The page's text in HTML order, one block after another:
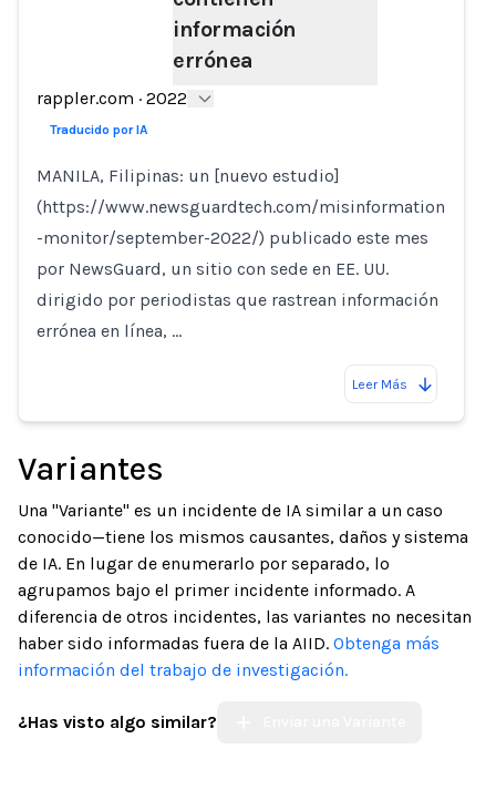
información
errónea
rappler.com · 2022
Traducido por IA
MANILA, Filipinas: un [nuevo estudio]
(https://www.newsguardtech.com/misinformation
-monitor/september-2022/) publicado este mes
por NewsGuard, un sitio con sede en EE. UU.
dirigido por periodistas que rastrean información
errónea en línea, …
Leer Más
Variantes
Una "Variante" es un incidente de IA similar a un caso
conocido—tiene los mismos causantes, daños y sistema
de IA. En lugar de enumerarlo por separado, lo
agrupamos bajo el primer incidente informado. A
diferencia de otros incidentes, las variantes no necesitan
haber sido informadas fuera de la AIID. Obtenga más
información del trabajo de investigación.
¿Has visto algo similar?